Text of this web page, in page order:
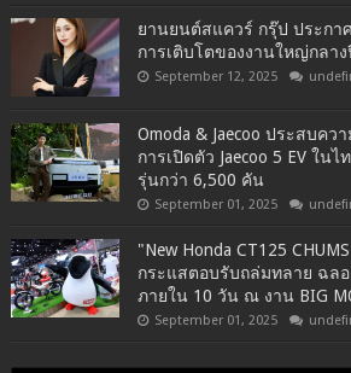
ยานยนต์สแควร์ กรุ๊ป ประกา
การเติบโตของงานใหญ่กลาง
September 12, 2025
Omoda & Jaecoo ประสบคว
การเปิดตัว Jaecoo 5 EV ใน
รุ่นกว่า 6,500 คัน
September 01, 2025
"New Honda CT125
กระแสตอบรับถล่มทลาย ฉล
ภายใน 10 วัน ณ งาน BIG
September 01, 2025